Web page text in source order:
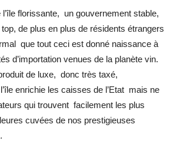
florissante, un gouvernement stable,
de plus en plus de résidents étrangers
que tout ceci est donné naissance à
d’importation venues de la planète vin.
de luxe, donc très taxé,
enrichie les caisses de l’Etat mais ne
qui trouvent facilement les plus
cuvées de nos prestigieuses